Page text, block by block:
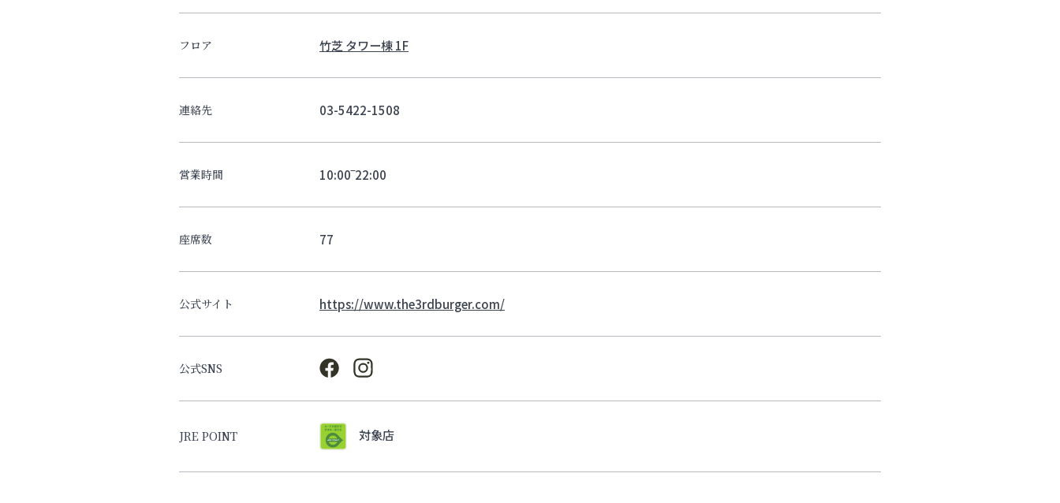
フロア 竹芝 タワー棟 1F
連絡先 03-5422-1508
営業時間 10:00‾22:00
座席数 77
公式サイト https://www.the3rdburger.com/
公式SNS
JRE POINT 対象店